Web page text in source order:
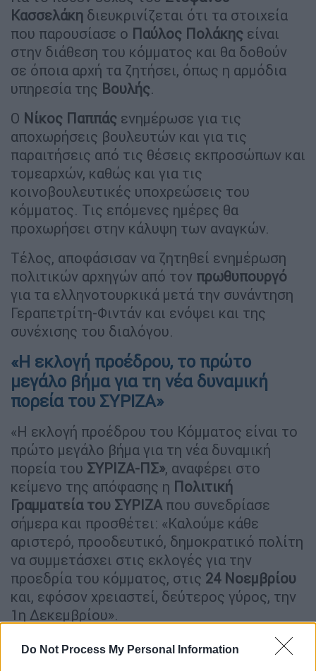
Do Not Process My Personal Information
Κασσελάκη διευκρινίζεται ότι τα στοιχεία
που παρουσίασε ο Παύλος Πολάκης είναι
στην διάθεση του κόμματος και θα δοθούν
σε όποια αρχή τα ζητήσει, όπως η αρμόδια
υπηρεσία της Βουλής.
Ο Νίκος Παππάς ενημέρωσε για τις
αποχωρήσεις βουλευτών και για τις
παραιτήσεις από τις θέσεις εκπροσώπων και
τομεαρχών, καθώς και για τις
κοινοβουλευτικές υποχρεώσεις του
κόμματος. Τις επόμενες ημέρες θα
προχωρήσει στην κάλυψη των αναγκών.
Τέλος, αποφάσισαν να ζητηθεί ενημέρωση
πολιτικών αρχηγών από τον πρωθυπουργό
για τα ελληνοτουρκικά μετά την συνάντηση
Γεραπετρίτη-Φιντάν και ενόψει και της
συνέχισης του διαλόγου.
«Η εκλογή προέδρου, το πρώτο
μεγάλο βήμα για τη νέα δυναμική
πορεία του ΣΥΡΙΖΑ»
«Η εκλογή προέδρου του Κόμματος είναι το
πρώτο μεγάλο βήμα για τη νέα δυναμική
πορεία του ΣΥΡΙΖΑ-ΠΣ», αναφέρει στο
κείμενο της απόφασης η Πολιτική
Γραμματεία του ΣΥΡΙΖΑ που συνεδρίασε
σήμερα και προσθέτει: «Kαλούμε κάθε
αριστερό, προοδευτικό, δημοκρατικό πολίτη
να συμμετάσχει στις εκλογές για την
προεδρία του κόμματος, στις 24 Νοεμβρίου
και, εφόσον χρειαστεί, δεύτερος γύρος, την
1η Δεκεμβρίου».
Αναφέρει ακόμη ηΠολιτική Γραμματεία:
«Στο